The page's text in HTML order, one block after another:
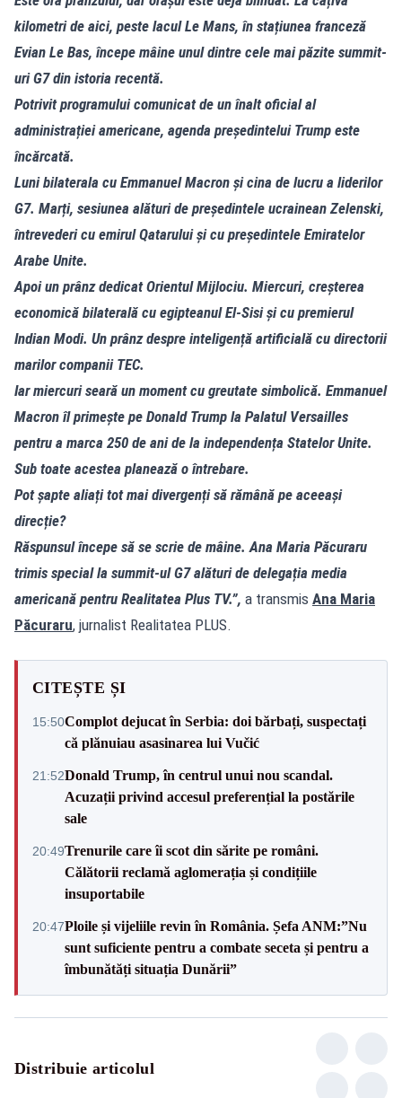
kilometri de aici, peste lacul Le Mans, în stațiunea franceză
Evian Le Bas, începe mâine unul dintre cele mai păzite summit-
uri G7 din istoria recentă.
Potrivit programului comunicat de un înalt oficial al
administrației americane, agenda președintelui Trump este
încărcată.
Luni bilaterala cu Emmanuel Macron și cina de lucru a liderilor
G7. Marți, sesiunea alături de președintele ucrainean Zelenski,
întrevederi cu emirul Qatarului și cu președintele Emiratelor
Arabe Unite.
Apoi un prânz dedicat Orientul Mijlociu. Miercuri, creșterea
economică bilaterală cu egipteanul El-Sisi și cu premierul
Indian Modi. Un prânz despre inteligență artificială cu directorii
marilor companii TEC.
Iar miercuri seară un moment cu greutate simbolică. Emmanuel
Macron îl primește pe Donald Trump la Palatul Versailles
pentru a marca 250 de ani de la independența Statelor Unite.
Sub toate acestea planează o întrebare.
Pot șapte aliați tot mai divergenți să rămână pe aceeași
direcție?
Răspunsul începe să se scrie de mâine. Ana Maria Păcuraru
trimis special la summit-ul G7 alături de delegația media
americană pentru Realitatea Plus TV.”, a transmis Ana Maria
Păcuraru, jurnalist Realitatea PLUS.
CITEȘTE ȘI
15:50Complot dejucat în Serbia: doi bărbați, suspectați
că plănuiau asasinarea lui Vučić
21:52Donald Trump, în centrul unui nou scandal.
Acuzații privind accesul preferențial la postările
sale
20:49Trenurile care îi scot din sărite pe români.
Călătorii reclamă aglomerația și condițiile
insuportabile
20:47Ploile și vijeliile revin în România. Șefa ANM:”Nu
sunt suficiente pentru a combate seceta și pentru a
îmbunătăți situația Dunării”
Distribuie articolul